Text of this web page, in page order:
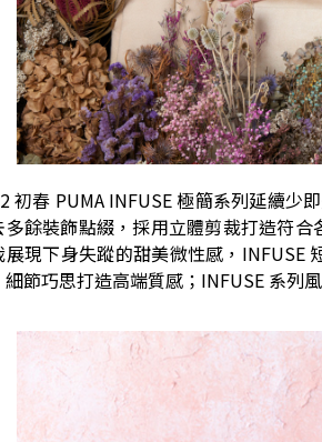
初春 PUMA INFUSE 極簡系列延續少
多餘裝飾點綴，採用立體剪裁打造符
展現下身失蹤的甜美微性感，INFUSE
細節巧思打造高端質感；INFUSE 系列